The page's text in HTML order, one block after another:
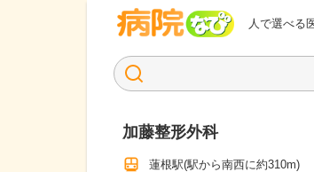
人で選べる
病院なび
加藤整形外科
蓮根駅(駅から南西に約310m)